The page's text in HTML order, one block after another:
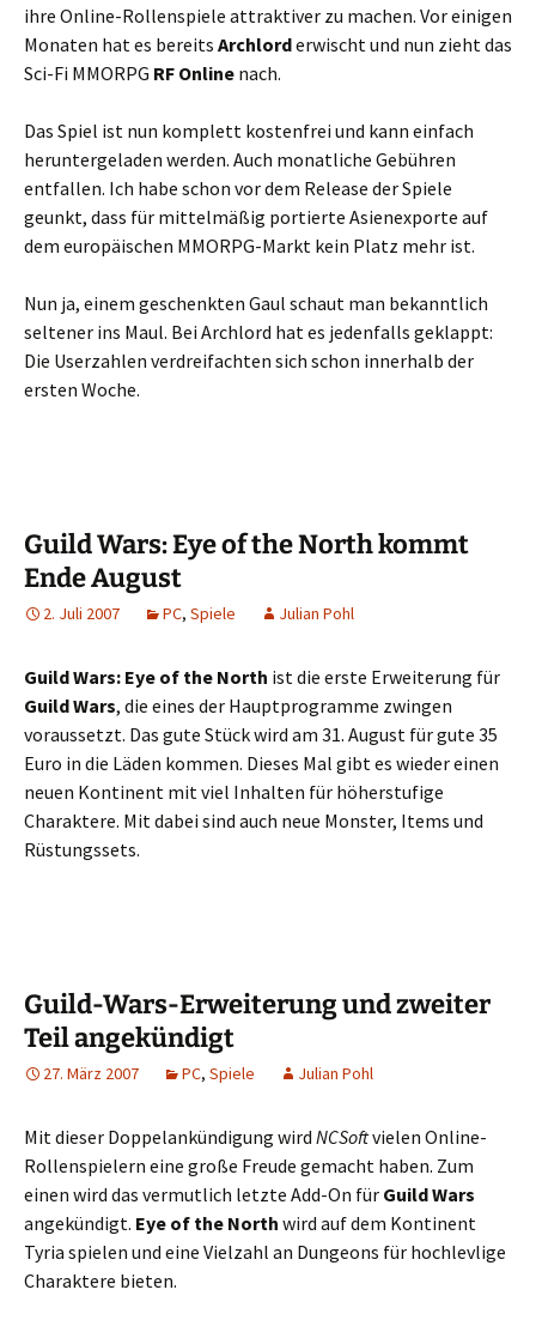
ihre Online-Rollenspiele attraktiver zu machen. Vor einigen
Monaten hat es bereits Archlorderwischt und nun zieht das
Sci-Fi MMORPG RF Online nach.
Das Spiel ist nun komplett kostenfrei und kann einfach
heruntergeladen werden. Auch monatliche Gebühren
entfallen. Ich habe schon vor dem Release der Spiele
geunkt, dass für mittelmäßig portierte Asienexporte auf
dem europäischen MMORPG-Markt kein Platz mehr ist.
Nun ja, einem geschenkten Gaul schaut man bekanntlich
seltener ins Maul. Bei Archlord hat es jedenfalls geklappt:
Die Userzahlen verdreifachten sich schon innerhalb der
ersten Woche.
Guild Wars: Eye of the North kommt
Ende August
2. Juli 2007 PC, Spiele Julian Pohl
Guild Wars: Eye of the North ist die erste Erweiterung für
Guild Wars, die eines der Hauptprogramme zwingen
voraussetzt. Das gute Stück wird am 31. August für gute 35
Euro in die Läden kommen. Dieses Mal gibt es wieder einen
neuen Kontinent mit viel Inhalten für höherstufige
Charaktere. Mit dabei sind auch neue Monster, Items und
Rüstungssets.
Guild-Wars-Erweiterung und zweiter
Teil angekündigt
27. März 2007 PC, Spiele Julian Pohl
Mit dieser Doppelankündigung wird NCSoftvielen Online-
Rollenspielern eine große Freude gemacht haben. Zum
einen wird das vermutlich letzte Add-On für Guild Wars
angekündigt. Eye of the North wird auf dem Kontinent
Tyria spielen und eine Vielzahl an Dungeons für hochlevlige
Charaktere bieten.